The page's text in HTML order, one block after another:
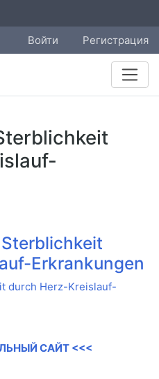
Войти Регистрация
Erkrankungen
САЙТ <<<